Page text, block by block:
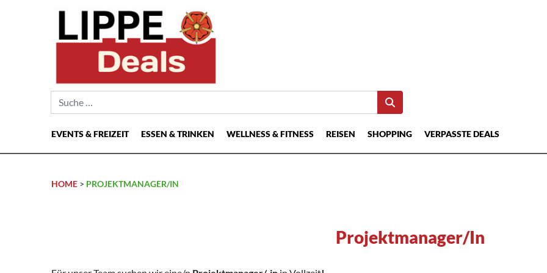
Suche nach:
Hauptnavigation
EVENTS & FREIZEIT ESSEN & TRINKEN WELLNESS & FITNESS REISEN SHOPPING VERPASSTE DEALS
HOME > PROJEKTMANAGER/IN
Projektmanager/In